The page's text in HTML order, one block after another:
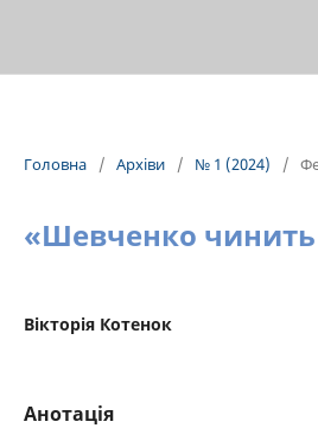
Головна / Архіви / № 1 (2024) /
«Шевченко чинить
Вікторія Котенок
Анотація